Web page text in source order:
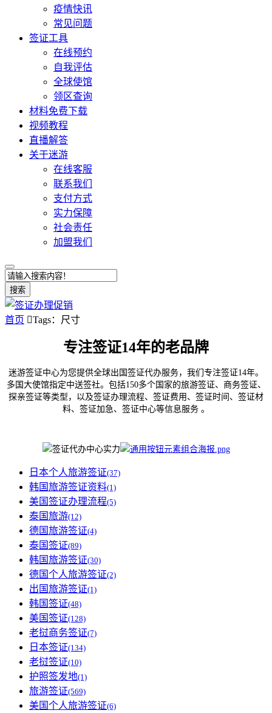
疫情快讯
常见问题
签证工具
在线预约
自我评估
全球使馆
领区查询
材料免费下载
视频教程
直播解答
关于迷游
在线客服
联系我们
支付方式
实力保障
社会责任
加盟我们
搜索
首页 Tags：尺寸
专注签证14年的老品牌
迷游签证中心为您提供全球出国签证代办服务，我们专注签证14年。
多国大使馆指定中送签社。包括150多个国家的旅游签证、商务签证、
探亲签证等类型，以及签证办理流程、签证费用、签证时间、签证材
料、签证加急、签证中心等信息服务 。
日本个人旅游签证(37)
韩国旅游签证资料(1)
美国签证办理流程(5)
泰国旅游(12)
德国旅游签证(4)
泰国签证(89)
韩国旅游签证(30)
德国个人旅游签证(2)
出国旅游签证(1)
韩国签证(48)
美国签证(128)
老挝商务签证(7)
日本签证(134)
老挝签证(10)
护照签发地(1)
旅游签证(569)
美国个人旅游签证(6)